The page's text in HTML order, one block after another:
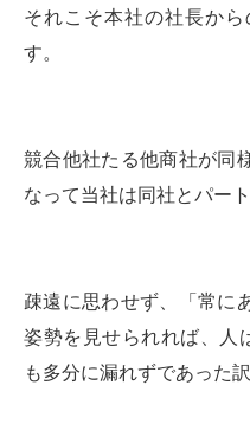
それこそ本社の社長か
す。
競合他社たる他商社が同
なって当社は同社とパー
疎遠に思わせず、「常に
姿勢を見せられれば、人
も多分に漏れずであった訳